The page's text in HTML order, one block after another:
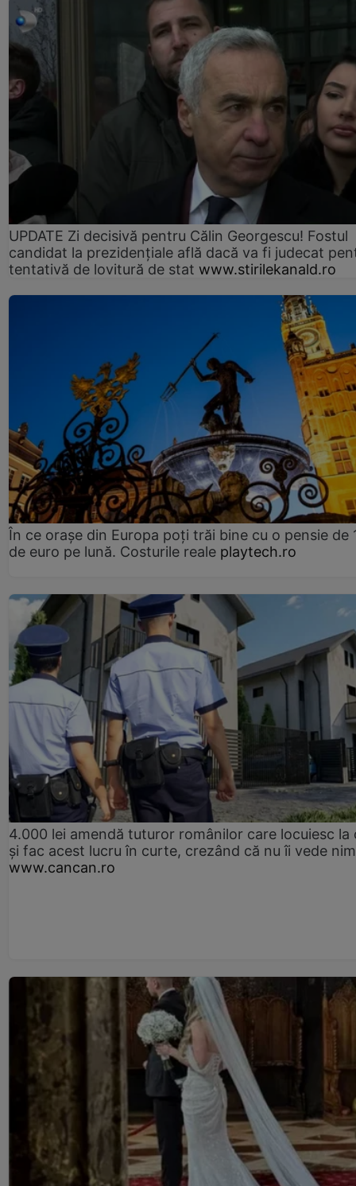
UPDATE Zi decisivă pentru Călin Georgescu! Fostul
candidat la prezidențiale află dacă va fi judecat
tentativă de lovitură de stat www.stirilekanald.ro
În ce orașe din Europa poți trăi bine cu o pensie de
de euro pe lună. Costurile reale playtech.ro
4.000 lei amendă tuturor românilor care locuiesc la
și fac acest lucru în curte, crezând că nu îi vede
www.cancan.ro